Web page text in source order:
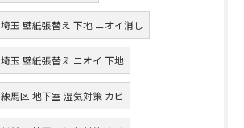
埼玉 壁紙張替え 下地 ニオイ消し
埼玉 壁紙張替え ニオイ 下地
練馬区 地下室 湿気対策 カビ